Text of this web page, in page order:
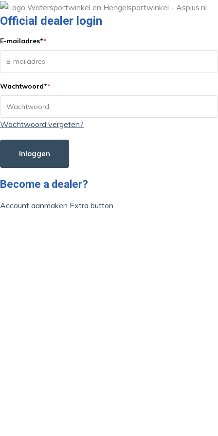
Official dealer login
E-mailadres**
Wachtwoord**
Wachtwoord vergeten?
Inloggen
Become a dealer?
Account aanmaken Extra button